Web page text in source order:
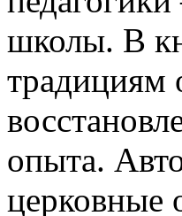
школы. В
традициям
опыта.
церковные